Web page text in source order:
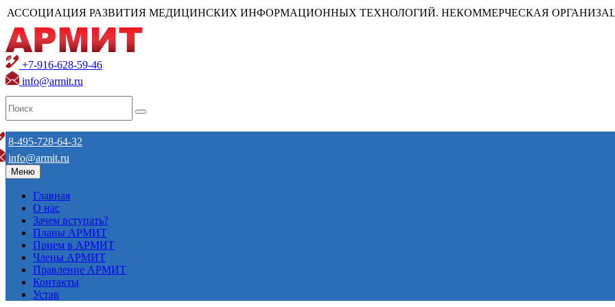
АССОЦИАЦИЯ РАЗВИТИЯ МЕДИЦИНСКИХ ИНФОРМАЦИОННЫХ ТЕХНОЛОГИЙ. НЕКОММЕРЧЕСКАЯ
+7-916-628-59-46
info@armit.ru
8-495-728-64-32
info@armit.ru
Меню
Главная
О нас
Зачем вступать?
Планы АРМИТ
Прием в АРМИТ
Члены АРМИТ
Правление АРМИТ
Контакты
Устав